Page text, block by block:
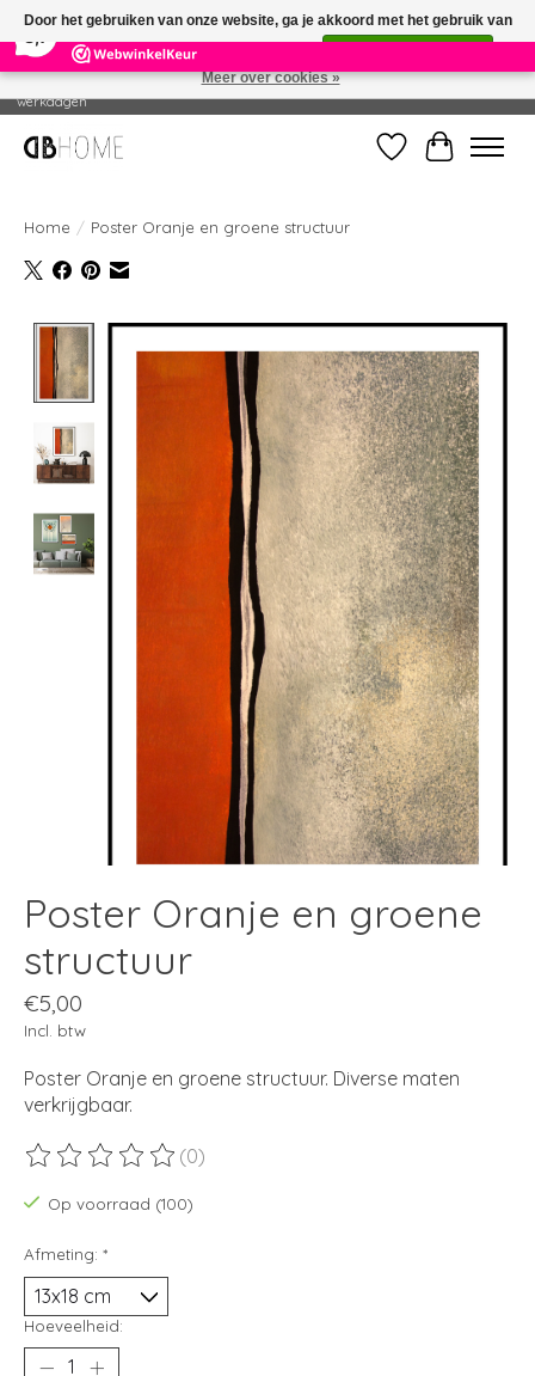
14 Reviews ×
Geproduceerd in eigen drukkerij - Gratis verzending vanaf € 49 - Levertijd: 2-5
werkdagen
Verlanglijst
Home / Poster Oranje en groene structuur
Product image slideshow Items
Poster Oranje en groene
structuur
€5,00
Incl. btw
Poster Oranje en groene structuur. Diverse maten
verkrijgbaar.
De beoordeling van dit product is
(0)
Op voorraad (100)
Afmeting: *
Hoeveelheid:
Door het gebruiken van onze website, ga je akkoord met het gebruik van
cookies om onze website te verbeteren.
Meer over cookies »